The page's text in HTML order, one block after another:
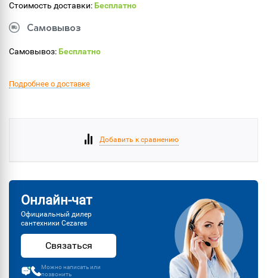
Стоимость доставки:Бесплатно
Самовывоз
Самовывоз:Бесплатно
Подробнее о доставке
Добавить к сравнению
Онлайн-чат
Официальный дилер
сантехники Cezares
Связаться
Можно написать или
позвонить